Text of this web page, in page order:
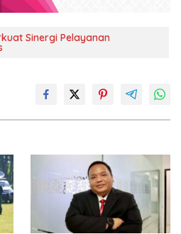
Sinergi Pelayanan